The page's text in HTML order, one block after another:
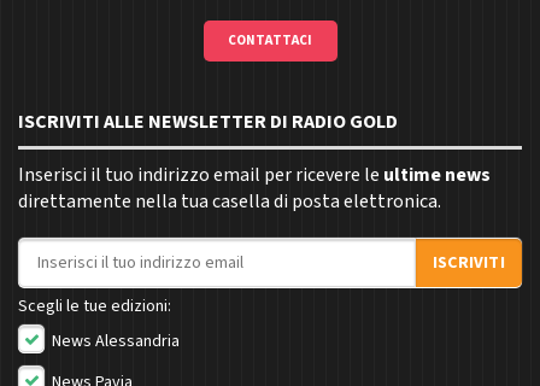
CONTATTACI
ISCRIVITI ALLE NEWSLETTER DI RADIO GOLD
Inserisci il tuo indirizzo email per ricevere le ultime news
direttamente nella tua casella di posta elettronica.
Indirizzo email
ISCRIVITI
Scegli le tue edizioni:
News Alessandria